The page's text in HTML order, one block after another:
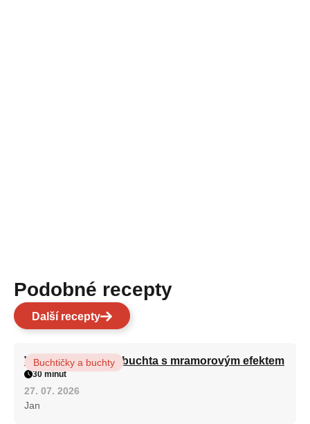
Podobné recepty
Další recepty
Vláčná olejová litá buchta s mramorovým efektem
Buchtičky a buchty
30 minut
27. 07. 2026
Jan